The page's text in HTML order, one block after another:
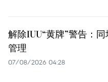
解除IUU“黄牌”警告：
管理
07/08/2026 04:28